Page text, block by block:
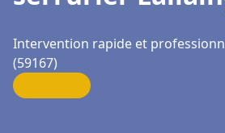
Intervention rapide et
(59167)